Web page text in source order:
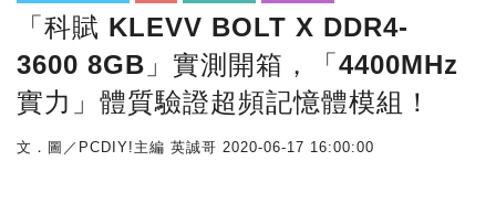
「科賦 KLEVV BOLT X DDR4-
3600 8GB」實測開箱，「4400MHz
實力」體質驗證超頻記憶體模組！
文．圖／PCDIY!主編 英誠哥 2020-06-17 16:00:00